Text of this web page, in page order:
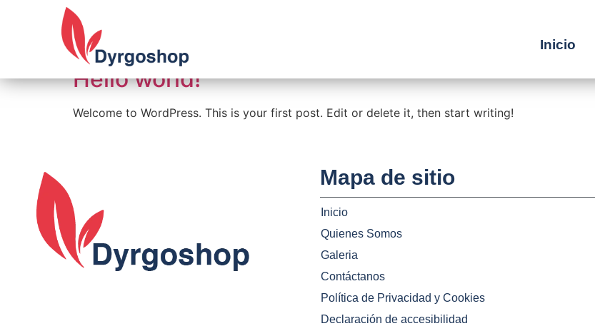
Inicio
Autor:
Hello world!
Welcome to WordPress. This is your first post. Edit or delete it, then start writing!
Mapa de sitio
Inicio
Quienes Somos
Galeria
Contáctanos
Política de Privacidad y Cookies
Declaración de accesibilidad